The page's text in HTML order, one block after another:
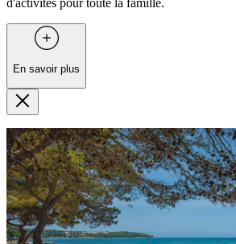
d'activités pour toute la famille.
En savoir plus